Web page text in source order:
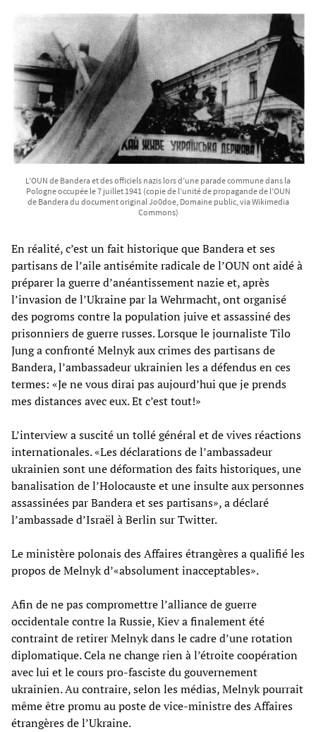
L’OUN de Bandera et des officiels nazis lors d’une parade commune dans la
Pologne occupée le 7 juillet 1941 (copie de l’unité de propagande de l’OUN
de Bandera du document original Jo0doe, Domaine public, via Wikimedia
Commons)
En réalité, c’est un fait historique que Bandera et ses
partisans de l’aile antisémite radicale de l’OUN ont aidé à
préparer la guerre d’anéantissement nazie et, après
l’invasion de l’Ukraine par la Wehrmacht, ont organisé
des pogroms contre la population juive et assassiné des
prisonniers de guerre russes. Lorsque le journaliste Tilo
Jung a confronté Melnyk aux crimes des partisans de
Bandera, l’ambassadeur ukrainien les a défendus en ces
termes: «Je ne vous dirai pas aujourd’hui que je prends
mes distances avec eux. Et c’est tout!»
L’interview a suscité un tollé général et de vives réactions
internationales. «Les déclarations de l’ambassadeur
ukrainien sont une déformation des faits historiques, une
banalisation de l’Holocauste et une insulte aux personnes
assassinées par Bandera et ses partisans», a déclaré
l’ambassade d’Israël à Berlin sur Twitter.
Le ministère polonais des Affaires étrangères a qualifié les
propos de Melnyk d’«absolument inacceptables».
Afin de ne pas compromettre l’alliance de guerre
occidentale contre la Russie, Kiev a finalement été
contraint de retirer Melnyk dans le cadre d’une rotation
diplomatique. Cela ne change rien à l’étroite coopération
avec lui et le cours pro-fasciste du gouvernement
ukrainien. Au contraire, selon les médias, Melnyk pourrait
même être promu au poste de vice-ministre des Affaires
étrangères de l’Ukraine.